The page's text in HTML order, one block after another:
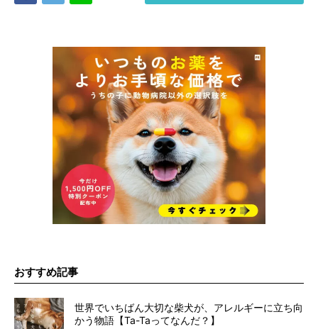
おすすめ記事
世界でいちばん大切な柴犬が、アレルギーに立ち向
かう物語【Ta-Taってなんだ？】